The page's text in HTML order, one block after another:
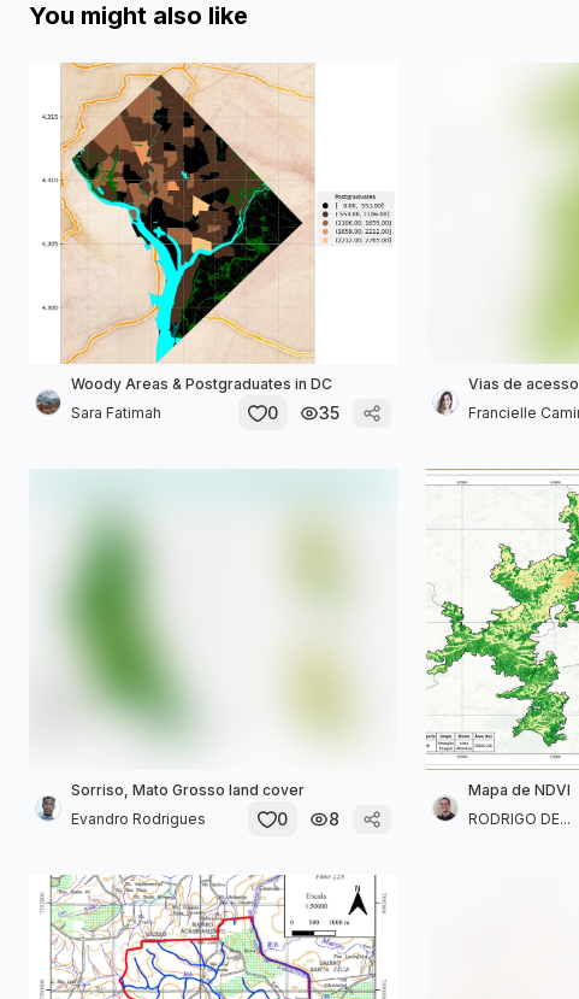
You might also like
Woody Areas & Postgraduates in DC
Sara Fatimah
0 35
Vias de
Francielle
Sorriso, Mato Grosso land cover
Evandro Rodrigues
0 8
Mapa de NDVI
RODRIGO DE...